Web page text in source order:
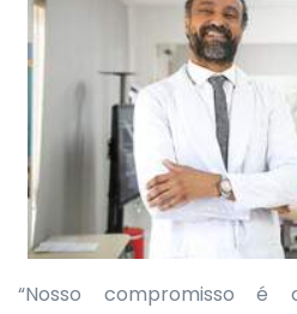
“Nosso compromisso é